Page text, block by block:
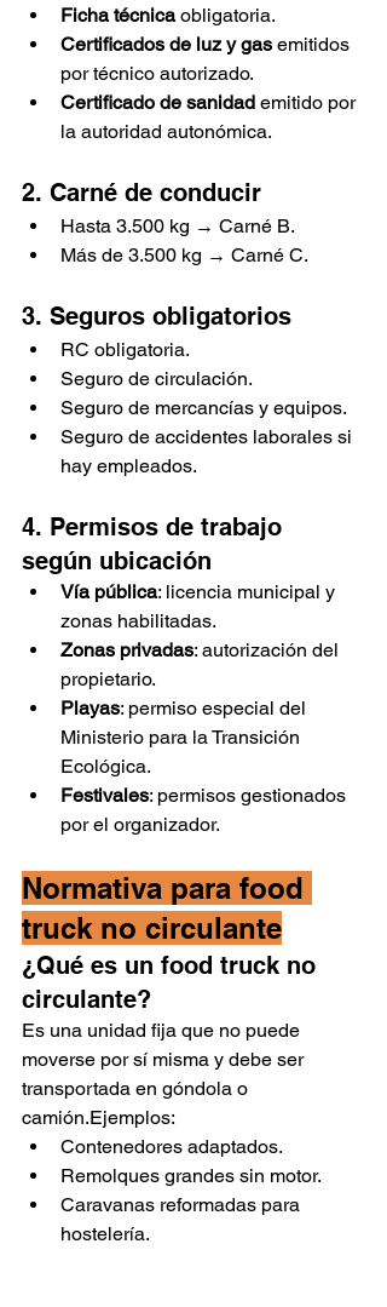
Ficha técnica obligatoria.
Certificados de luz y gas emitidos
por técnico autorizado.
Certificado de sanidad emitido por
la autoridad autonómica.
2. Carné de conducir
Hasta 3.500 kg → Carné B.
Más de 3.500 kg → Carné C.
3. Seguros obligatorios
RC obligatoria.
Seguro de circulación.
Seguro de mercancías y equipos.
Seguro de accidentes laborales si
hay empleados.
4. Permisos de trabajo
según ubicación
Vía pública: licencia municipal y
zonas habilitadas.
Zonas privadas: autorización del
propietario.
Playas: permiso especial del
Ministerio para la Transición
Ecológica.
Festivales: permisos gestionados
por el organizador.
Normativa para food
truck no circulante
¿Qué es un food truck no
circulante?
Es una unidad fija que no puede
moverse por sí misma y debe ser
transportada en góndola o
camión.Ejemplos:
Contenedores adaptados.
Remolques grandes sin motor.
Caravanas reformadas para
hostelería.